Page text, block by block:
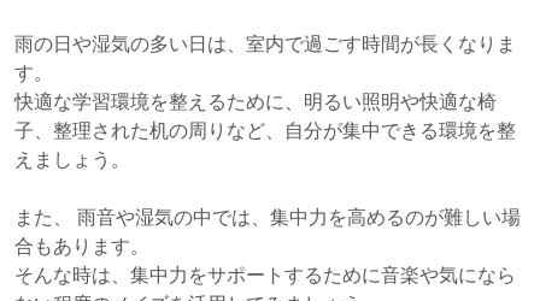
雨の日や湿気の多い日は、室内で過ごす時間が長くなりま
す。
快適な学習環境を整えるために、明るい照明や快適な椅
子、整理された机の周りなど、自分が集中できる環境を整
えましょう。
また、 雨音や湿気の中では、集中力を高めるのが難しい場
合もあります。
そんな時は、集中力をサポートするために音楽や気になら